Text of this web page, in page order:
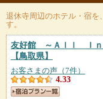
退休寺周辺のホテル・宿を
す。
友好館 ～Ａｌｌ Ｉ
【鳥取県】
お客さまの声（7件）
4.33